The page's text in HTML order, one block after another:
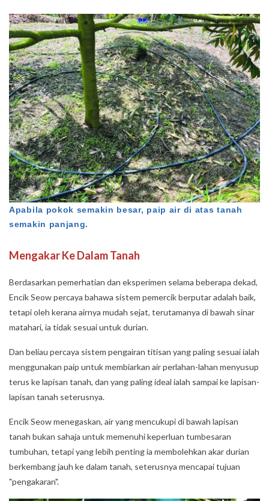
Apabila pokok semakin besar, paip air di atas tanah
semakin panjang.
Mengakar Ke Dalam Tanah
Berdasarkan pemerhatian dan eksperimen selama beberapa dekad,
Encik Seow percaya bahawa sistem pemercik berputar adalah baik,
tetapi oleh kerana airnya mudah sejat, terutamanya di bawah sinar
matahari, ia tidak sesuai untuk durian.
Dan beliau percaya sistem pengairan titisan yang paling sesuai ialah
menggunakan paip untuk membiarkan air perlahan-lahan menyusup
terus ke lapisan tanah, dan yang paling ideal ialah sampai ke lapisan-
lapisan tanah seterusnya.
Encik Seow menegaskan, air yang mencukupi di bawah lapisan
tanah bukan sahaja untuk memenuhi keperluan tumbesaran
tumbuhan, tetapi yang lebih penting ia membolehkan akar durian
berkembang jauh ke dalam tanah, seterusnya mencapai tujuan
"pengakaran".